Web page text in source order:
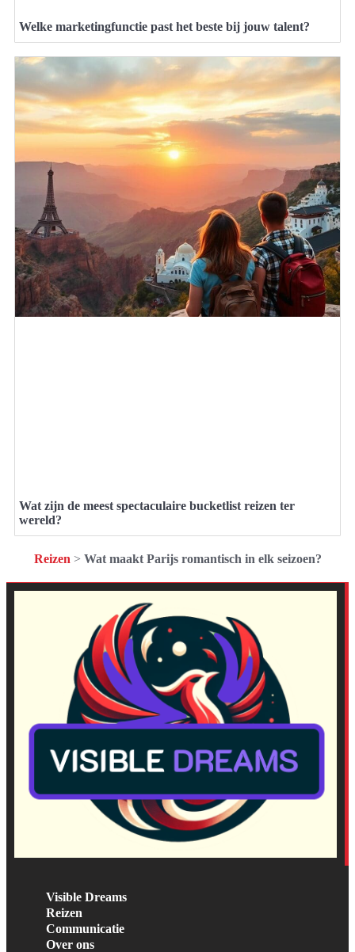
Welke marketingfunctie past het beste bij jouw talent?
Wat zijn de meest spectaculaire bucketlist reizen ter
wereld?
Reizen > Wat maakt Parijs romantisch in elk seizoen?
Visible Dreams
Reizen
Communicatie
Over ons